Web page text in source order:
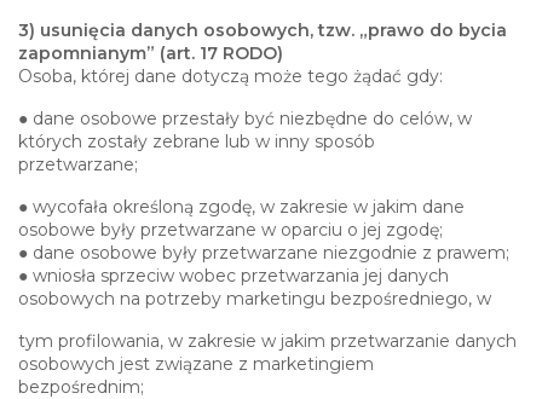
3) usunięcia danych osobowych, tzw. „prawo do bycia
zapomnianym” (art. 17 RODO)
Osoba, której dane dotyczą może tego żądać gdy:
● dane osobowe przestały być niezbędne do celów, w
których zostały zebrane lub w inny sposób
przetwarzane;
● wycofała określoną zgodę, w zakresie w jakim dane
osobowe były przetwarzane w oparciu o jej zgodę;
● dane osobowe były przetwarzane niezgodnie z prawem;
● wniosła sprzeciw wobec przetwarzania jej danych
osobowych na potrzeby marketingu bezpośredniego, w
tym profilowania, w zakresie w jakim przetwarzanie danych
osobowych jest związane z marketingiem
bezpośrednim;